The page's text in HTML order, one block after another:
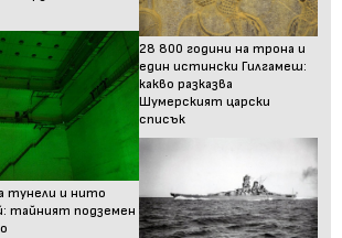
тунели и нито
тайният подземен
28 800 години на трона и
един истински Гилгамеш:
какво разказва
Шумерският царски
списък